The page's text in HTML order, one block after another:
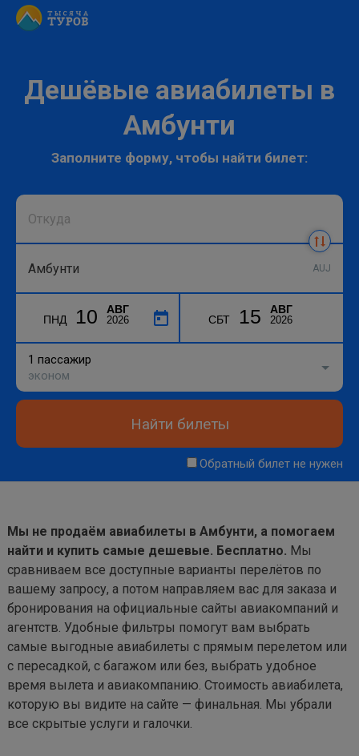
Дешёвые авиабилеты в
Амбунти
Заполните форму, чтобы найти билет:
AUJ
ПНД 10 АВГ
2026 СБТ 15 АВГ
2026
1 пассажир
эконом
Найти билеты
Обратный билет не нужен
Мы не продаём авиабилеты в Амбунти, а помогаем
найти и купить самые дешевые. Бесплатно. Мы
сравниваем все доступные варианты перелётов по
вашему запросу, а потом направляем вас для заказа и
бронирования на официальные сайты авиакомпаний и
агентств. Удобные фильтры помогут вам выбрать
самые выгодные авиабилеты с прямым перелетом или
с пересадкой, с багажом или без, выбрать удобное
время вылета и авиакомпанию. Стоимость авиабилета,
которую вы видите на сайте — финальная. Мы убрали
все скрытые услуги и галочки.